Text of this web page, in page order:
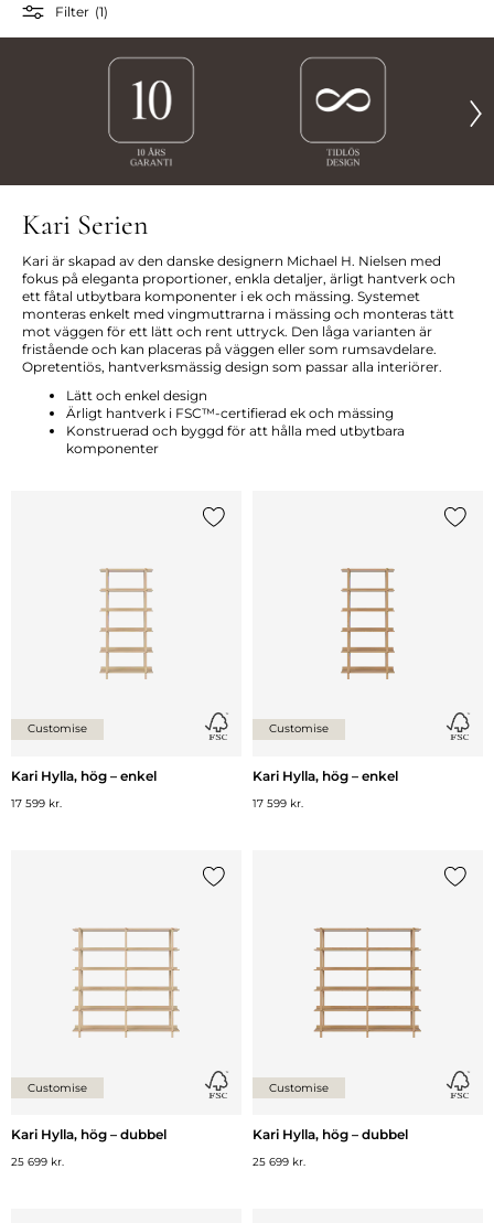
Filter (1)
Kari Serien
Kari är skapad av den danske designern Michael H. Nielsen med
fokus på eleganta proportioner, enkla detaljer, ärligt hantverk och
ett fåtal utbytbara komponenter i ek och mässing. Systemet
monteras enkelt med vingmuttrarna i mässing och monteras tätt
mot väggen för ett lätt och rent uttryck. Den låga varianten är
fristående och kan placeras på väggen eller som rumsavdelare.
Opretentiös, hantverksmässig design som passar alla interiörer.
Lätt och enkel design
Ärligt hantverk i FSC™-certifierad ek och mässing
Konstruerad och byggd för att hålla med utbytbara
komponenter
Customise
Kari Hylla, hög – enkel
17 599 kr.
Customise
Kari Hylla, hög – enkel
17 599 kr.
Customise
Kari Hylla, hög – dubbel
25 699 kr.
Customise
Kari Hylla, hög – dubbel
25 699 kr.